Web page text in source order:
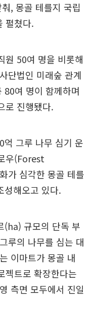
, 몽골 테를지 국립
펼쳤다.
원 50여 명을 비롯해
단법인 미래숲 관계
여 명이 함께하며
로 진행됐다.
억 그루 나무 심기 운
우(Forest
가 심각한 몽골 테를
성해오고 있다.
(ha) 규모의 단독 부
루의 나무를 심는 대
이마트가 몽골 내
젝트로 확장한다는
측면 모두에서 진일